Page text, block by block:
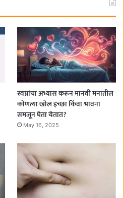
स्वप्नांचा अभ्यास करून मानवी मनातील
कोणत्या खोल इच्छा किंवा भावना
समजून घेता येतात?
May 16, 2025